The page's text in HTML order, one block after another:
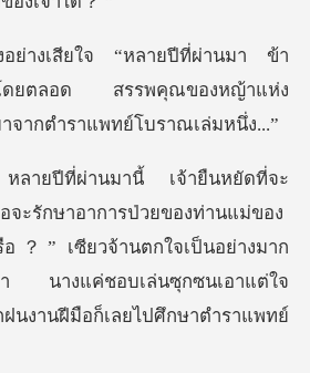
า ข้า
โดยตลอด สรรพคุณของหญ้าแห่ง
ของท่านแม่ของ
อ？” เซียวจ้านตกใจเป็นอย่างมาก
ว่า นางแค